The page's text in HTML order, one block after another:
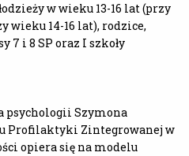
w wieku 13-16 lat (przy
wieku 14-16 lat), rodzice,
7 i 8 SP oraz I szkoły
psychologii Szymona
Profilaktyki Zintegrowanej w
opiera się na modelu